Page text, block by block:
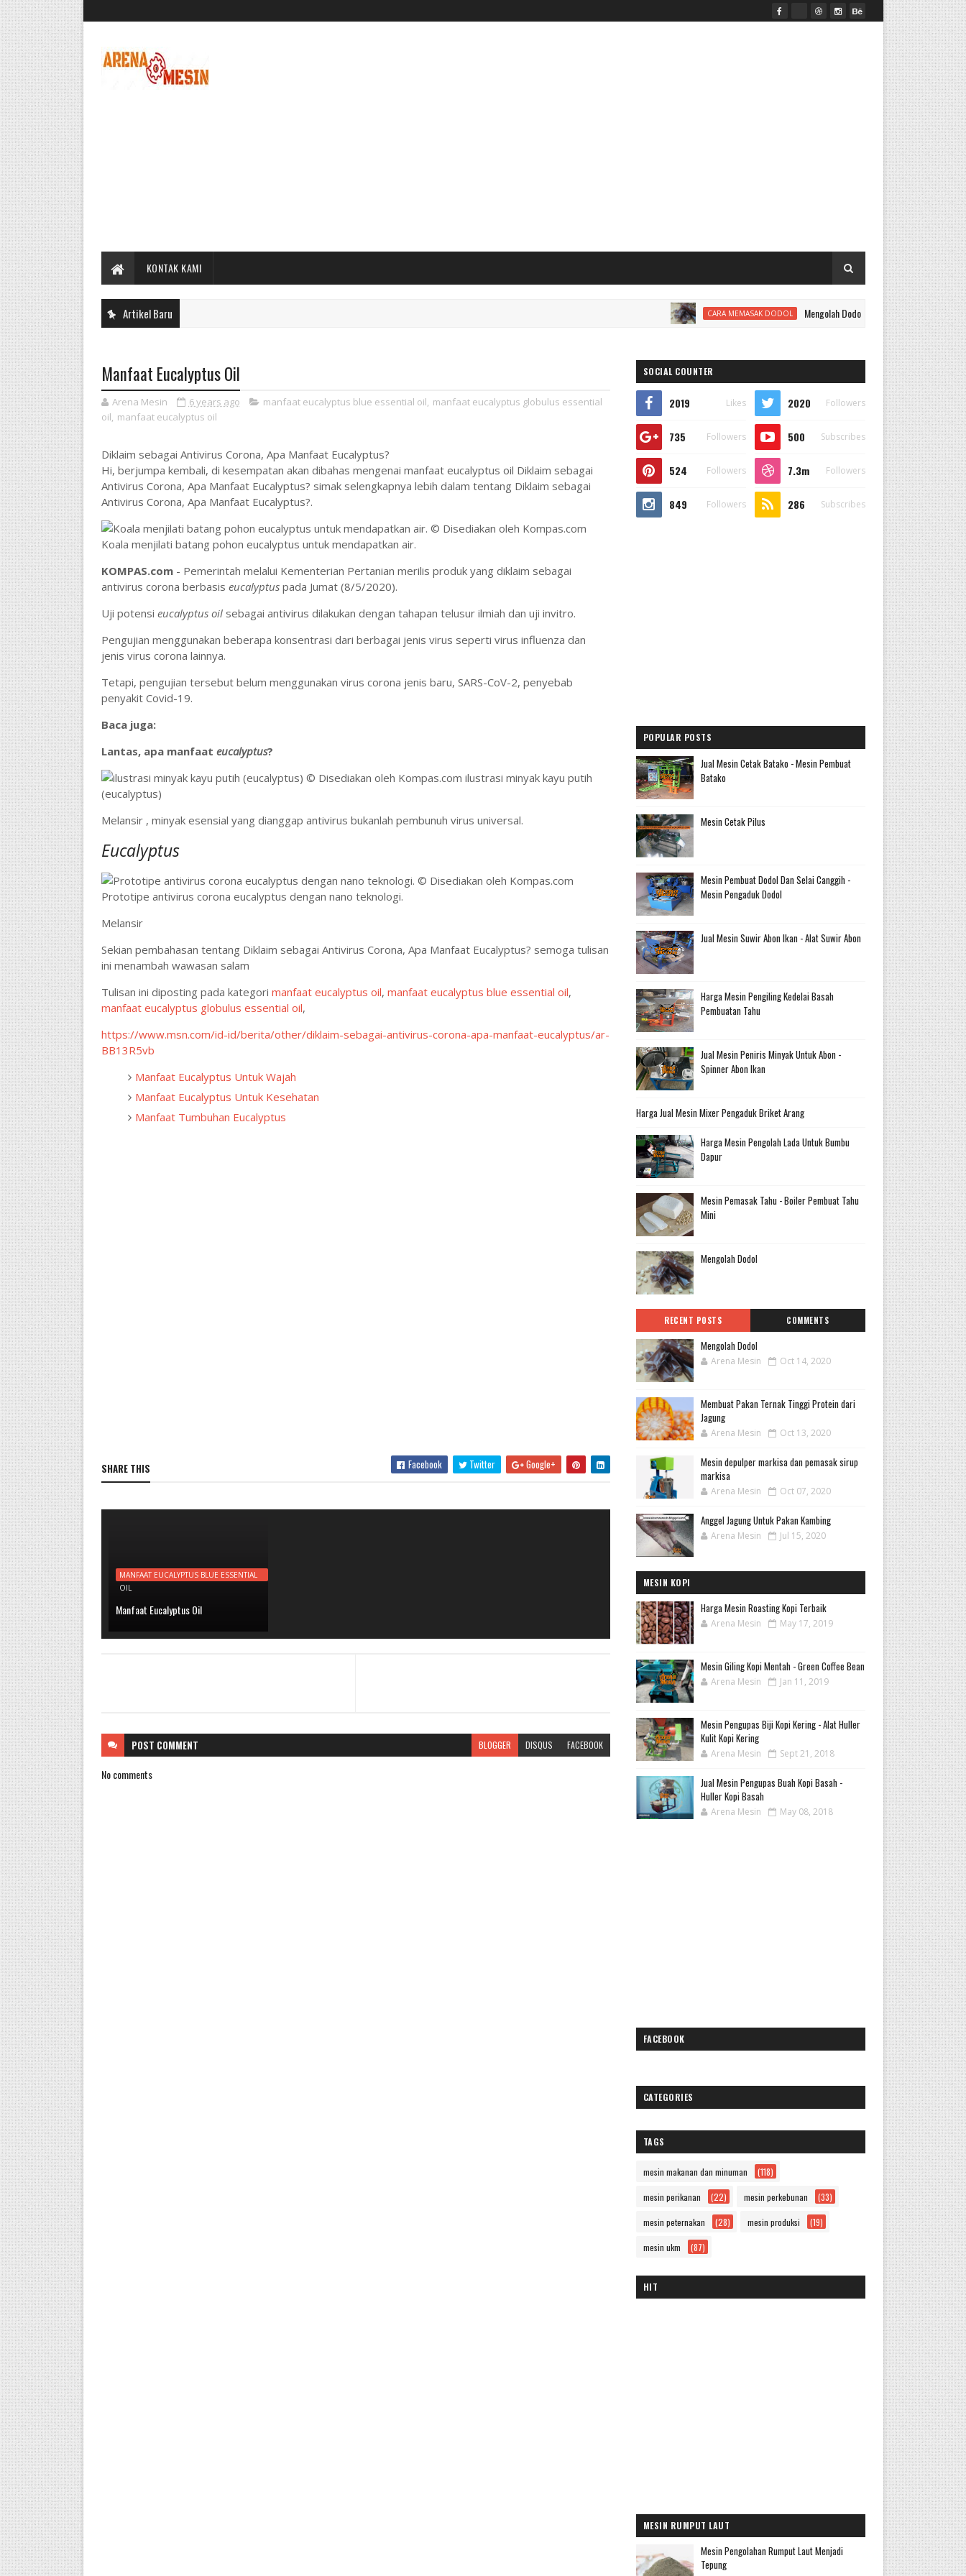
KONTAK KAMI
Artikel Baru CARA MEMASAK DODOL Mengolah Dodol ALAT MESIN
Manfaat Eucalyptus Oil
Arena Mesin 6 years ago manfaat eucalyptus blue essential oil, manfaat eucalyptus globulus essential
oil, manfaat eucalyptus oil
Diklaim sebagai Antivirus Corona, Apa Manfaat Eucalyptus?
Hi, berjumpa kembali, di kesempatan akan dibahas mengenai manfaat eucalyptus oil Diklaim sebagai
Antivirus Corona, Apa Manfaat Eucalyptus? simak selengkapnya lebih dalam tentang Diklaim sebagai
Antivirus Corona, Apa Manfaat Eucalyptus?.
© Disediakan oleh Kompas.com
Koala menjilati batang pohon eucalyptus untuk mendapatkan air.
KOMPAS.com- Pemerintah melalui Kementerian Pertanian merilis produk yang diklaim sebagai
antivirus corona berbasis eucalyptuspada Jumat (8/5/2020).
Uji potensi eucalyptus oilsebagai antivirus dilakukan dengan tahapan telusur ilmiah dan uji invitro.
Pengujian menggunakan beberapa konsentrasi dari berbagai jenis virus seperti virus influenza dan
jenis virus corona lainnya.
Tetapi, pengujian tersebut belum menggunakan virus corona jenis baru, SARS-CoV-2, penyebab
penyakit Covid-19.
Baca juga:
Lantas, apa manfaat eucalyptus?
© Disediakan oleh Kompas.com ilustrasi minyak kayu putih
(eucalyptus)
Melansir , minyak esensial yang dianggap antivirus bukanlah pembunuh virus universal.
Eucalyptus
© Disediakan oleh Kompas.com
Prototipe antivirus corona eucalyptus dengan nano teknologi.
Melansir
Sekian pembahasan tentang Diklaim sebagai Antivirus Corona, Apa Manfaat Eucalyptus? semoga tulisan
ini menambah wawasan salam
Tulisan ini diposting pada kategori manfaat eucalyptus oil, manfaat eucalyptus blue essential oil,
manfaat eucalyptus globulus essential oil,
https://www.msn.com/id-id/berita/other/diklaim-sebagai-antivirus-corona-apa-manfaat-eucalyptus/ar-
BB13R5vb
Manfaat Eucalyptus Untuk Wajah
Manfaat Eucalyptus Untuk Kesehatan
Manfaat Tumbuhan Eucalyptus
SHARE THIS Facebook Twitter Google+
MANFAAT EUCALYPTUS BLUE ESSENTIAL
OIL
Manfaat Eucalyptus Oil
POST COMMENT BLOGGER DISQUS FACEBOOK
No comments
SOCIAL COUNTER
2019 Likes 2020 Followers
735 Followers 500 Subscribes
524 Followers 7.3m Followers
849 Followers 286 Subscribes
POPULAR POSTS
Jual Mesin Cetak Batako - Mesin Pembuat
Batako
Mesin Cetak Pilus
Mesin Pembuat Dodol Dan Selai Canggih -
Mesin Pengaduk Dodol
Jual Mesin Suwir Abon Ikan - Alat Suwir Abon
Harga Mesin Pengiling Kedelai Basah
Pembuatan Tahu
Jual Mesin Peniris Minyak Untuk Abon -
Spinner Abon Ikan
Harga Jual Mesin Mixer Pengaduk Briket Arang
Harga Mesin Pengolah Lada Untuk Bumbu
Dapur
Mesin Pemasak Tahu - Boiler Pembuat Tahu
Mini
Mengolah Dodol
RECENT POSTS COMMENTS
Mengolah Dodol
Arena Mesin Oct 14, 2020
Membuat Pakan Ternak Tinggi Protein dari
Jagung
Arena Mesin Oct 13, 2020
Mesin depulper markisa dan pemasak sirup
markisa
Arena Mesin Oct 07, 2020
Anggel Jagung Untuk Pakan Kambing
Arena Mesin Jul 15, 2020
MESIN KOPI
Harga Mesin Roasting Kopi Terbaik
Arena Mesin May 17, 2019
Mesin Giling Kopi Mentah - Green Coffee Bean
Arena Mesin Jan 11, 2019
Mesin Pengupas Biji Kopi Kering - Alat Huller
Kulit Kopi Kering
Arena Mesin Sept 21, 2018
Jual Mesin Pengupas Buah Kopi Basah -
Huller Kopi Basah
Arena Mesin May 08, 2018
FACEBOOK
CATEGORIES
TAGS
mesin makanan dan minuman (118)
mesin perikanan (22) mesin perkebunan (33)
mesin peternakan (28) mesin produksi (19)
mesin ukm (87)
HIT
MESIN RUMPUT LAUT
Mesin Pengolahan Rumput Laut Menjadi
Tepung